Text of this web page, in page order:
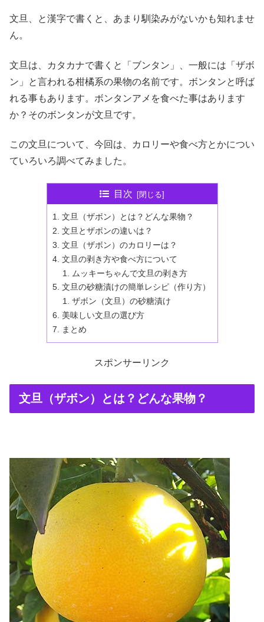
文旦、と漢字で書くと、あまり馴染みがないかも知れませ
ん。
文旦は、カタカナで書くと「ブンタン」、一般には「ザボ
ン」と言われる柑橘系の果物の名前です。ボンタンと呼ば
れる事もあります。ボンタンアメを食べた事はあります
か？そのボンタンが文旦です。
この文旦について、今回は、カロリーや食べ方とかについ
ていろいろ調べてみました。
目次
文旦（ザボン）とは？どんな果物？
文旦とザボンの違いは？
文旦（ザボン）のカロリーは？
文旦の剥き方や食べ方について
ムッキーちゃんで文旦の剥き方
文旦の砂糖漬けの簡単レシピ（作り方）
ザボン（文旦）の砂糖漬け
美味しい文旦の選び方
まとめ
スポンサーリンク
文旦（ザボン）とは？どんな果物？